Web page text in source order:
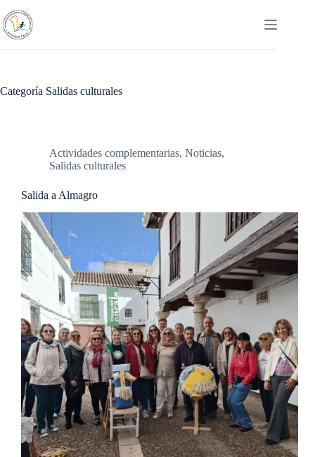
al
contenido
Categoría Salidas culturales
Actividades complementarias, Noticias,
Salidas culturales
Salida a Almagro